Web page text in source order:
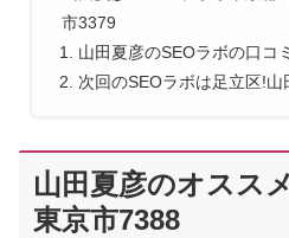
市3379
山田夏彦のSEOラボの口コ
次回のSEOラボは足立区!
山田夏彦のオスス
東京市7388